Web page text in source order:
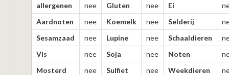
allergenen nee Gluten nee Ei
Aardnoten
nee Koemelk nee Selderij
Sesamzaad
nee Lupine nee Schaaldieren
Vis
nee Soja nee Noten
Mosterd
nee Sulfiet nee Weekdieren